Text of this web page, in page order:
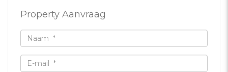
Property Aanvraag